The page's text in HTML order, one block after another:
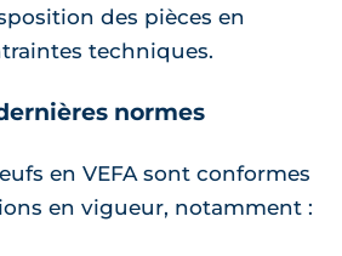
des pièces en
techniques.
normes
en VEFA sont conformes
en vigueur, notamment :